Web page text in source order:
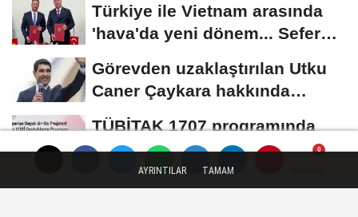
Türkiye ile Vietnam arasında
'hava'da yeni dönem... Sefer
Görevden uzaklaştırılan Utku
Caner Çaykara hakkında
tahliye kararı
TÜBİTAK 1707 programında
2026 yılı ilk dönem sonuçları
açıklandı
AYRINTILAR TAMAM